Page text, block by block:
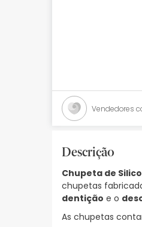
Promoções
Mais vendidos
Health points
Vendedores
Descrição
Chupeta de
chupetas
dentição e o
As chupetas